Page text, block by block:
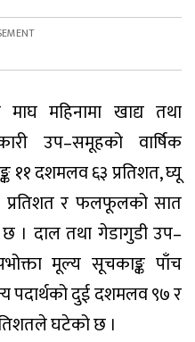
महिनामा खाद्य तथा
उप–समूहको वार्षिक
११ दशमलव ६३ प्रतिशत, घ्यू
र फलफूलको सात
। दाल तथा गेडागुडी उप–
मूल्य सूचकाङ्क पाँच
पदार्थको दुई दशमलव ९७ र
घटेको छ ।